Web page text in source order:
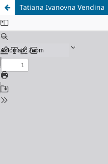
Tatiana Ivanovna Vendina